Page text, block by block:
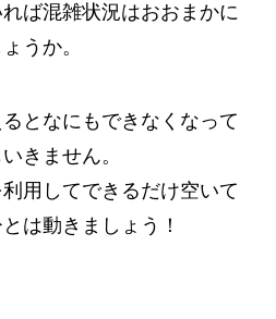
ば混雑状況はおおまかに
うか。
となにもできなくなって
きません。
用してできるだけ空いて
は動きましょう！